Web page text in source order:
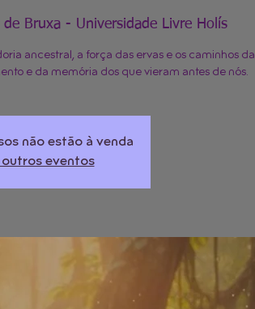
de Bruxa - Universidade Livre Holís
ancestral, a força das ervas e os caminhos da
e da memória dos que vieram antes de nós.
não estão à venda
outros eventos